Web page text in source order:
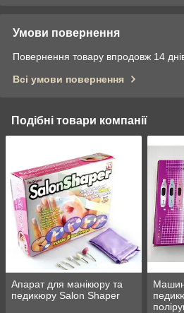
Умови повернення
Повернення товару впродовж 14
Всі умови повернення
Подібні товари компанії
Апарат для манікюру та
педикюру Salon Shaper